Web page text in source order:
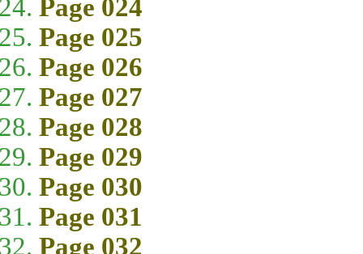
Page 024
Page 025
Page 026
Page 027
Page 028
Page 029
Page 030
Page 031
Page 032